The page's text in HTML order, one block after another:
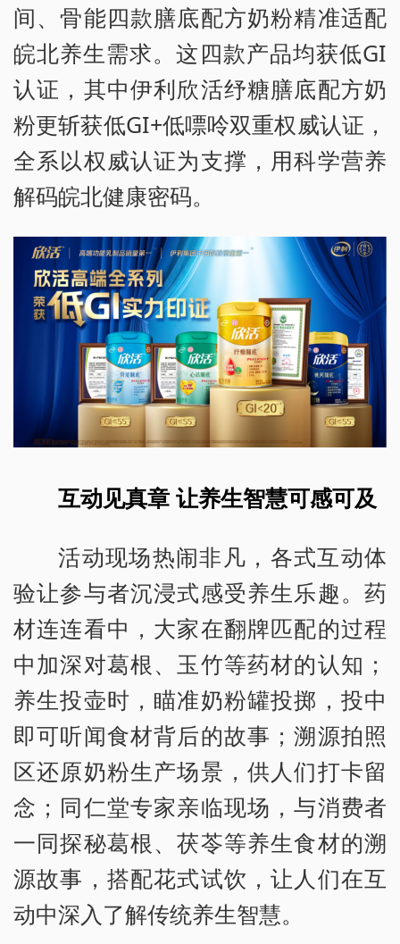
间、骨能四款膳底配方奶粉精准适配
皖北养生需求。这四款产品均获低GI
认证，其中伊利欣活纾糖膳底配方奶
粉更斩获低GI+低嘌呤双重权威认证，
全系以权威认证为支撑，用科学营养
解码皖北健康密码。
互动见真章 让养生智慧可感可及
活动现场热闹非凡，各式互动体
验让参与者沉浸式感受养生乐趣。药
材连连看中，大家在翻牌匹配的过程
中加深对葛根、玉竹等药材的认知；
养生投壶时，瞄准奶粉罐投掷，投中
即可听闻食材背后的故事；溯源拍照
区还原奶粉生产场景，供人们打卡留
念；同仁堂专家亲临现场，与消费者
一同探秘葛根、茯苓等养生食材的溯
源故事，搭配花式试饮，让人们在互
动中深入了解传统养生智慧。